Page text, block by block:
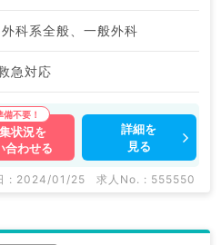
科系全般、一般外科
急対応
状況を
合わせる
詳細を
見る
: 2024/01/25 求人No. : 555550